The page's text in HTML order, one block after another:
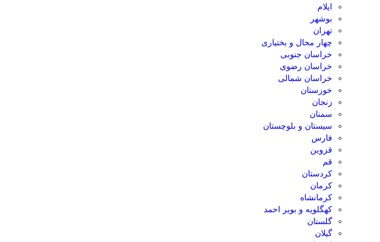
ایلام
بوشهر
تهران
چهار محال و بختیاری
خراسان جنوبی
خراسان رضوی
خراسان شمالی
خوزستان
زنجان
سمنان
سیستان و بلوچستان
فارس
قزوین
قم
کردستان
کرمان
کرمانشاه
کهگلویه و بویر احمد
گلستان
گیلان